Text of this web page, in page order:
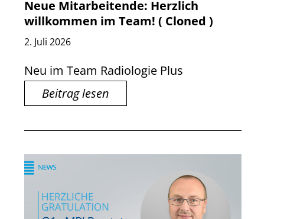
Neue Mitarbeitende: Herzlich
willkommen im Team! ( Cloned )
2. Juli 2026
Neu im Team Radiologie Plus
Beitrag lesen